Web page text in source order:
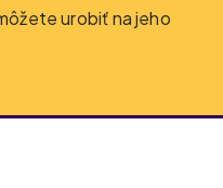
urobiť na jeho